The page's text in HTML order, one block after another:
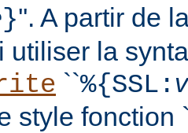
}''. A partir de
utiliser la
``%{SSL:
style fonction